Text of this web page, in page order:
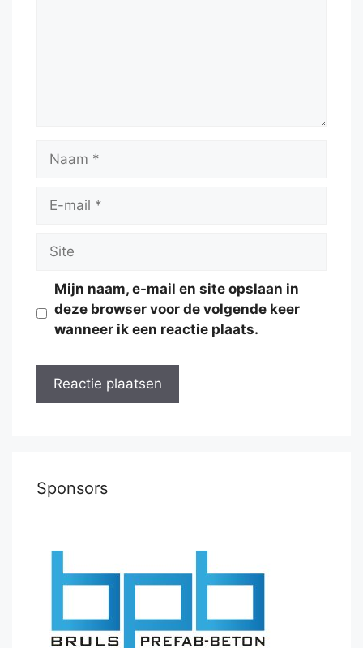
Naam
Site
Mijn naam, e-mail en site opslaan in
deze browser voor de volgende keer
wanneer ik een reactie plaats.
Sponsors